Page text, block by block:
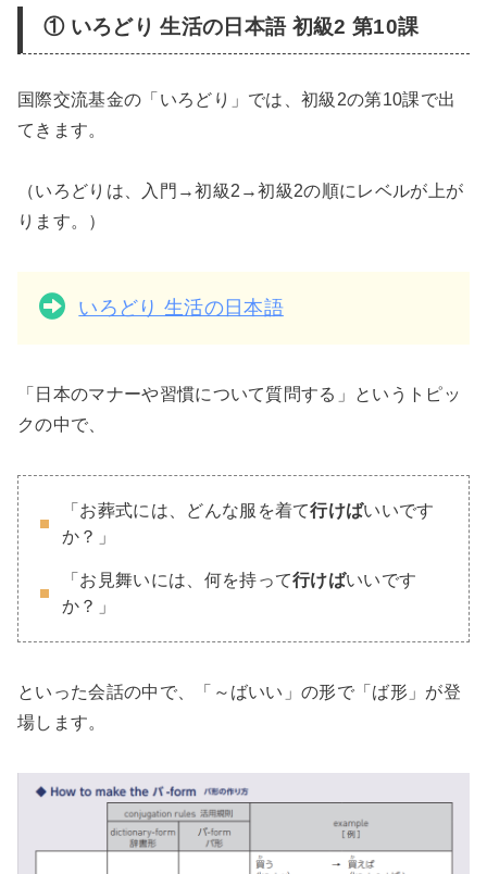
① いろどり 生活の日本語 初級2 第10課
国際交流基金の「いろどり」では、初級2の第10課で出
てきます。
（いろどりは、入門→初級2→初級2の順にレベルが上が
ります。）
いろどり 生活の日本語
「日本のマナーや習慣について質問する」というトピッ
クの中で、
「お葬式には、どんな服を着て行けばいいです
か？」
「お見舞いには、何を持って行けばいいです
か？」
といった会話の中で、「～ばいい」の形で「ば形」が登
場します。